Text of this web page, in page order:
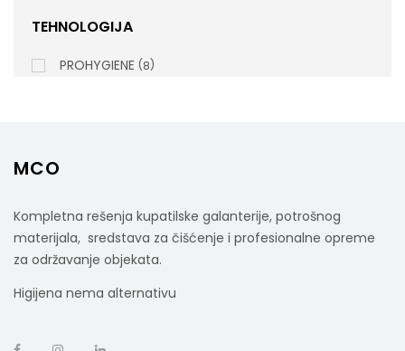
PROHYGIENE Blue Orange PREMIUM 250ml-3u1
Šifra artikla: 220667
TEHNOLOGIJA
PROHYGIENE 8
MCO
Kompletna rešenja kupatilske galanterije, potrošnog
materijala, sredstava za čišćenje i profesionalne opreme
za održavanje objekata.
Higijena nema alternativu